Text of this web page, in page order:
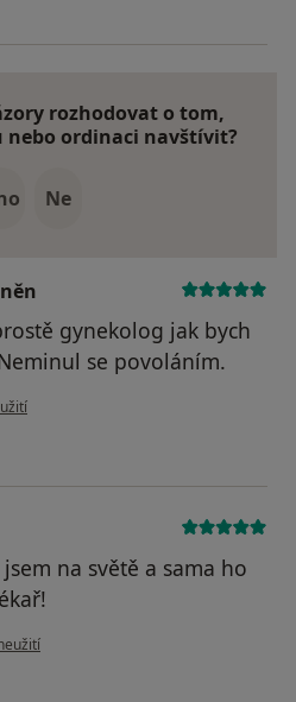
rozhodovat o tom,
nebo ordinaci navštívit?
Ne
gynekolog jak bych
se povoláním.
uživatele Váš účet byl odstraněn
na světě a sama ho
uživatele SL